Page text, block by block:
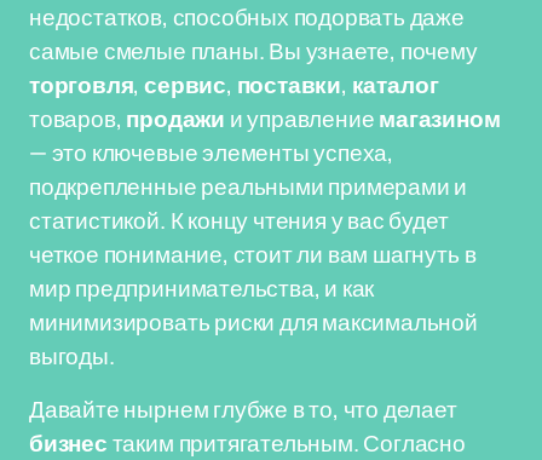
недостатков, способных подорвать даже
самые смелые планы. Вы узнаете, почему
торговля,сервис, поставки, каталог
товаров, продажи и управлениемагазином
— это ключевые элементы успеха,
подкрепленные реальными примерами и
статистикой. К концу чтения у вас будет
четкое понимание, стоит ли вам шагнуть в
мир предпринимательства, и как
минимизировать риски для максимальной
выгоды.
Давайте нырнем глубже в то, что делает
бизнестаким притягательным. Согласно